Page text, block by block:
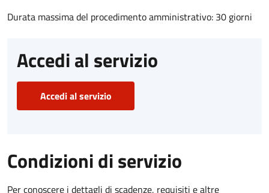
Durata massima del procedimento amministrativo: 30 giorni
Accedi al servizio
Accedi al servizio
Condizioni di servizio
Per conoscere i dettagli di scadenze, requisiti e altre